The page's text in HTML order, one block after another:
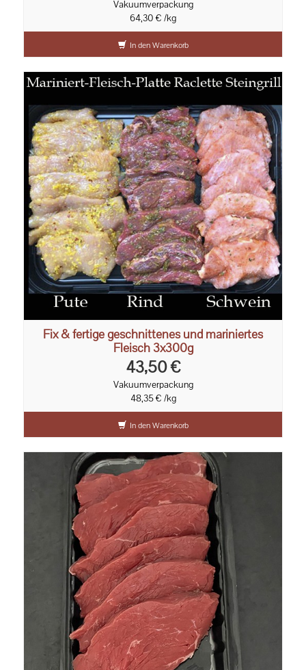
Vakuumverpackung
64,30 € /kg
In den Warenkorb
Fix & fertige geschnittenes und mariniertes
Fleisch 3x300g
43,50 €
Vakuumverpackung
48,35 € /kg
In den Warenkorb